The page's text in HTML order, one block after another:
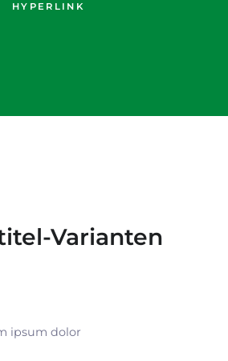
HYPERLINK
Varianten
ipsum dolor